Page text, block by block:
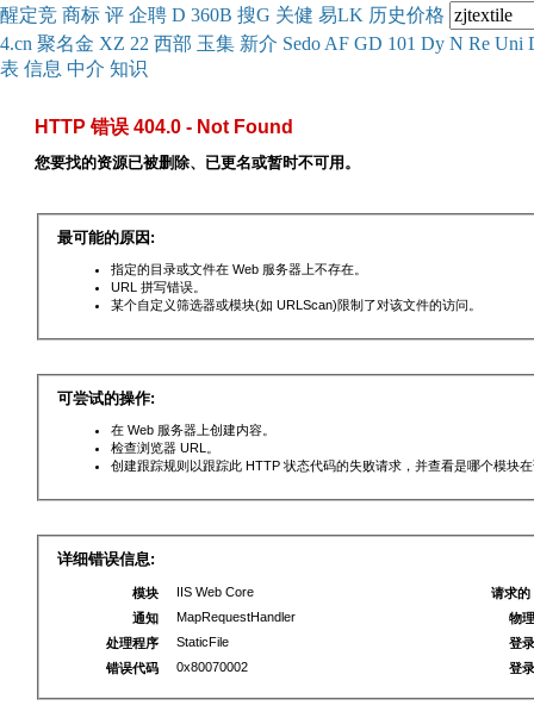
醒定竞 商标 评 企聘 D 360B 搜G 关健 易LK 历史价格
4.cn 聚名金 XZ 22 西部 玉集 新介 Sedo AF GD 101 Dy N Re Uni
表 信息 中介 知识